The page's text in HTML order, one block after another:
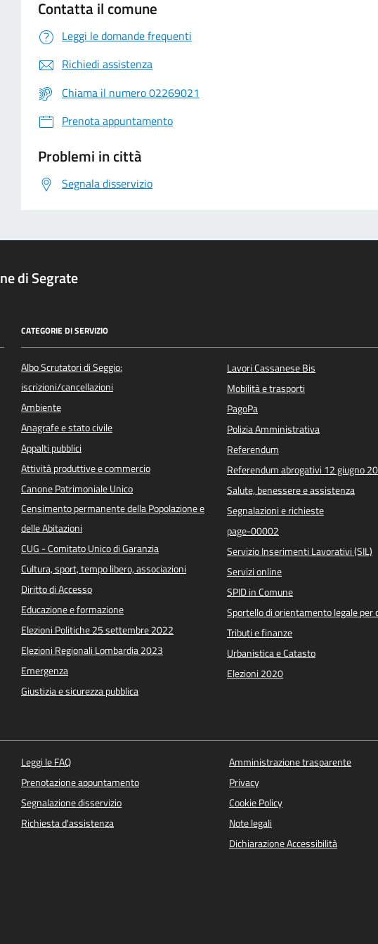
Contatta il comune
Leggi le domande frequenti
Richiedi assistenza
Chiama il numero 02269021
Prenota appuntamento
Problemi in città
Segnala disservizio
di Segrate
CATEGORIE DI SERVIZIO
Albo Scrutatori di Seggio:
iscrizioni/cancellazioni
Ambiente
Anagrafe e stato civile
Appalti pubblici
Attività produttive e commercio
Canone Patrimoniale Unico
Censimento permanente della Popolazione e
delle Abitazioni
CUG - Comitato Unico di Garanzia
Cultura, sport, tempo libero, associazioni
Diritto di Accesso
Educazione e formazione
Elezioni Politiche 25 settembre 2022
Elezioni Regionali Lombardia 2023
Emergenza
Giustizia e sicurezza pubblica
Lavori Cassanese Bis
Mobilità e trasporti
PagoPa
Polizia Amministrativa
Referendum
Referendum abrogativi 12 giugno
Salute, benessere e assistenza
Segnalazioni e richieste
page-00002
Servizio Inserimenti Lavorativi (SIL)
Servizi online
SPID in Comune
Sportello di orientamento legale per
Tributi e finanze
Urbanistica e Catasto
Elezioni 2020
Leggi le FAQ
Prenotazione appuntamento
Segnalazione disservizio
Richiesta d'assistenza
Amministrazione trasparente
Privacy
Cookie Policy
Note legali
Dichiarazione Accessibilità